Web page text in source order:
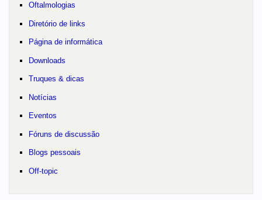
Oftalmologias
Diretório de links
Página de informática
Downloads
Truques & dicas
Notícias
Eventos
Fóruns de discussão
Blogs pessoais
Off-topic